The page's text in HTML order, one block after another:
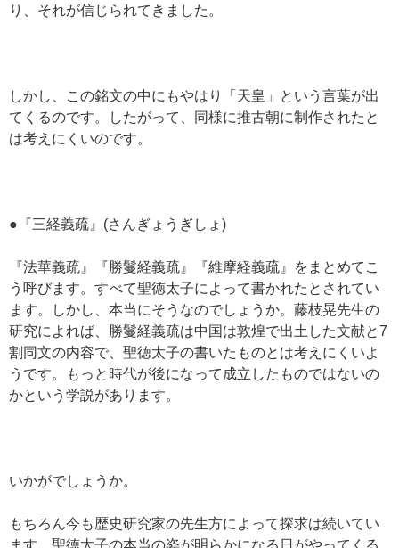
り、それが信じられてきました。
しかし、この銘文の中にもやはり「天皇」という言葉が出
てくるのです。したがって、同様に推古朝に制作されたと
は考えにくいのです。
●『三経義疏』(さんぎょうぎしょ)
『法華義疏』『勝鬘経義疏』『維摩経義疏』をまとめてこ
う呼びます。すべて聖徳太子によって書かれたとされてい
ます。しかし、本当にそうなのでしょうか。藤枝晃先生の
研究によれば、勝鬘経義疏は中国は敦煌で出土した文献と7
割同文の内容で、聖徳太子の書いたものとは考えにくいよ
うです。もっと時代が後になって成立したものではないの
かという学説があります。
いかがでしょうか。
もちろん今も歴史研究家の先生方によって探求は続いてい
ます。聖徳太子の本当の姿が明らかになる日がやってくる